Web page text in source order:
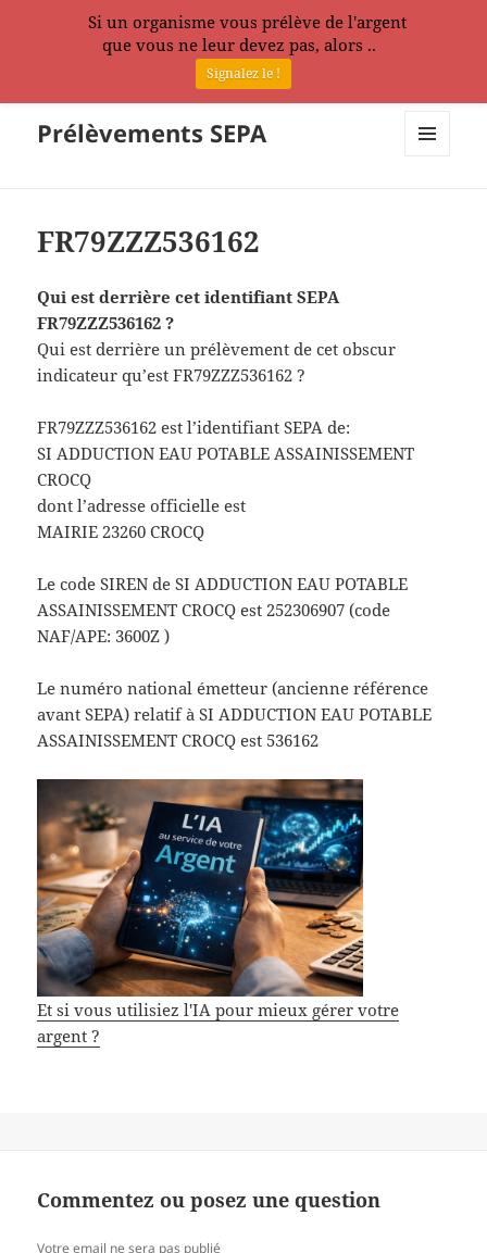
Prélèvements SEPA
FR79ZZZ536162
Qui est derrière cet identifiant SEPA
FR79ZZZ536162 ?
Qui est derrière un prélèvement de cet obscur
indicateur qu’est FR79ZZZ536162 ?
FR79ZZZ536162 est l’identifiant SEPA de:
SI ADDUCTION EAU POTABLE ASSAINISSEMENT
CROCQ
dont l’adresse officielle est
MAIRIE 23260 CROCQ
Le code SIREN de SI ADDUCTION EAU POTABLE
ASSAINISSEMENT CROCQ est 252306907 (code
NAF/APE: 3600Z )
Le numéro national émetteur (ancienne référence
avant SEPA) relatif à SI ADDUCTION EAU POTABLE
ASSAINISSEMENT CROCQ est 536162
Et si vous utilisiez l'IA pour mieux gérer votre
argent ?
Commentez ou posez une question
Votre email ne sera pas publié
Si un organisme vous prélève de l'argent
que vous ne leur devez pas, alors ..
Signalez le !